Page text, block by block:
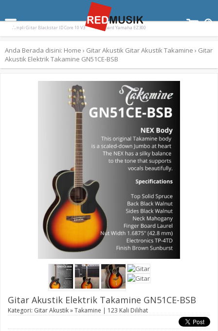
Drum Elektrik Nux Drum Electric DM310 DM
Paladin SK-55
Ampli Gitar Blackstar ID Core 10 V3
Keyboard Yamaha EZ300
Anda Berada disini: Home › Gitar Akustik Gitar AkustikTakamine › Gitar
Akustik Elektrik Takamine GN51CE-BSB
Gitar Akustik Elektrik Takamine GN51CE-BSB
Kategori: Gitar Akustik»Takamine | 123 Kali Dilihat